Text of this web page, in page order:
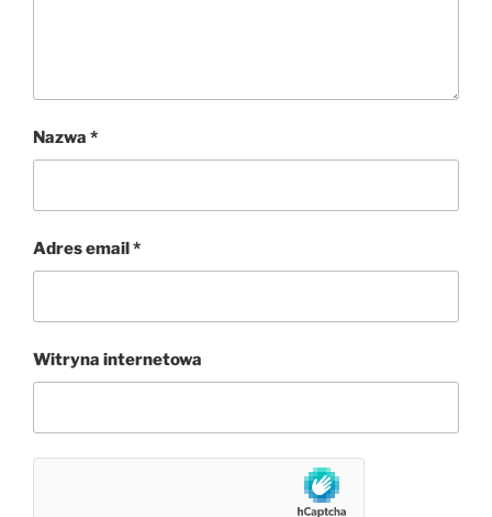
Nazwa *
Adres email*
Witryna internetowa